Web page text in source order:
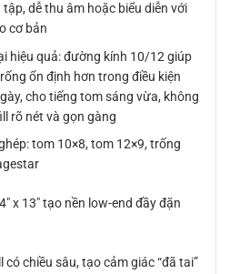
tập, dễ thu âm hoặc biểu diễn với
cơ bản
hiệu quả: đường kính 10/12 giúp
ổn định hơn trong điều kiện
cho tiếng tom sáng vừa, không
rõ nét và gọn gàng
tom 10×8, tom 12×9, trống
x 13″ tạo nền low-end đầy đặn
có chiều sâu, tạo cảm giác “đã tai”